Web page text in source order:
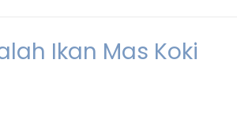
Ikan Mas Koki